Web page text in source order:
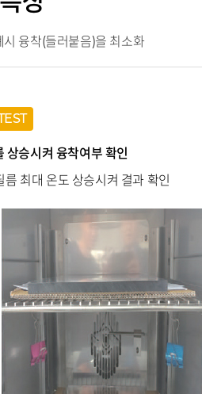
융착(들러붙음)을 최소화
상승시켜 융착여부 확인
최대 온도 상승시켜 결과 확인